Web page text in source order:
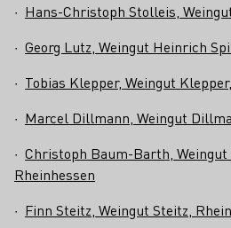
∙ Hans-Christoph Stolleis,
∙ Georg Lutz, Weingut Heinrich
∙ Tobias Klepper, Weingut
∙ Marcel Dillmann, Weingut
∙ Christoph Baum-Barth, Weingut
Rheinhessen
∙ Finn Steitz, Weingut Steitz,